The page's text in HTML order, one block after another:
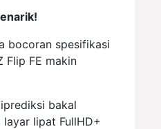
bocoran spesifikasi
Flip FE makin
bakal
layar lipat FullHD+